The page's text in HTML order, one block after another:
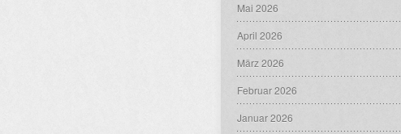
Mai 2026
April 2026
März 2026
Februar 2026
Januar 2026